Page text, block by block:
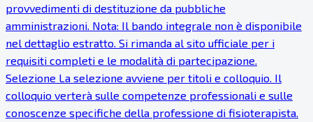
provvedimenti di destituzione da pubbliche
amministrazioni. Nota: Il bando integrale non è disponibile
nel dettaglio estratto. Si rimanda al sito ufficiale per i
requisiti completi e le modalità di partecipazione.
Selezione La selezione avviene per titoli e colloquio. Il
colloquio verterà sulle competenze professionali e sulle
conoscenze specifiche della professione di fisioterapista.